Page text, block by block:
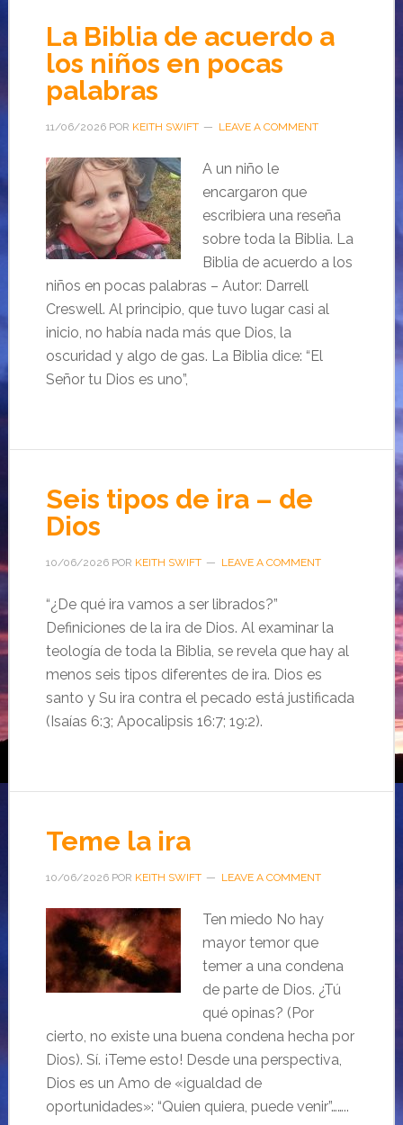
La Biblia de acuerdo a
los niños en pocas
palabras
11/06/2026POR KEITH SWIFT LEAVE A COMMENT
A un niño le
encargaron que
escribiera una reseña
sobre toda la Biblia. La
Biblia de acuerdo a los
niños en pocas palabras – Autor: Darrell
Creswell. Al principio, que tuvo lugar casi al
inicio, no había nada más que Dios, la
oscuridad y algo de gas. La Biblia dice: “El
Señor tu Dios es uno”,
Seis tipos de ira – de
Dios
10/06/2026POR KEITH SWIFT LEAVE A COMMENT
“¿De qué ira vamos a ser librados?”
Definiciones de la ira de Dios. Al examinar la
teología de toda la Biblia, se revela que hay al
menos seis tipos diferentes de ira. Dios es
santo y Su ira contra el pecado está justificada
(Isaías 6:3; Apocalipsis 16:7; 19:2).
Teme la ira
10/06/2026POR KEITH SWIFT LEAVE A COMMENT
Ten miedo No hay
mayor temor que
temer a una condena
de parte de Dios. ¿Tú
qué opinas? (Por
cierto, no existe una buena condena hecha por
Dios). Sí. ¡Teme esto! Desde una perspectiva,
Dios es un Amo de «igualdad de
oportunidades»: “Quien quiera, puede venir”……..